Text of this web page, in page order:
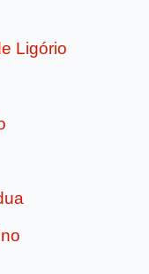
Ligório